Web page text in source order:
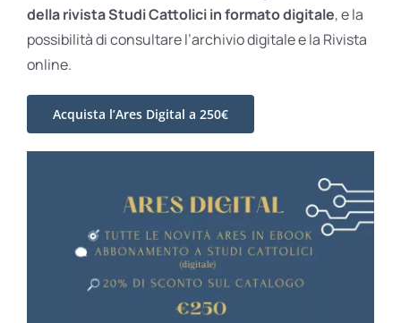
della rivista Studi Cattolici in formato digitale, e la
possibilità di consultare l’archivio digitale e la Rivista
online.
Acquista l’Ares Digital a 250€